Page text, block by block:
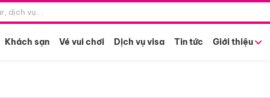
Khách sạn Vé vui chơi Dịch vụ visa Tin tức Giới thiệu